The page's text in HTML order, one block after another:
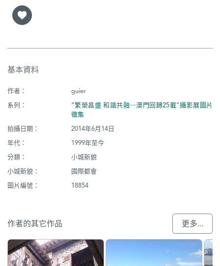
堂
街
市
基本資料
作者：
guier
系列：
“繁榮昌盛 和諧共融─澳門回歸25載”攝影展圖片
徵集
拍攝日期：
2014年6月14日
年代：
1999年至今
分類：
小城新貌
小城新貌：
國際都會
圖片編號：
18854
作者的其它作品 更多...